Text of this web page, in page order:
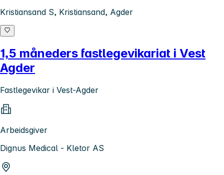
Kristiansand S, Kristiansand, Agder
1,5 måneders fastlegevikariat i Vest
Agder
Fastlegevikar i Vest-Agder
Arbeidsgiver
Dignus Medical - Kletor AS